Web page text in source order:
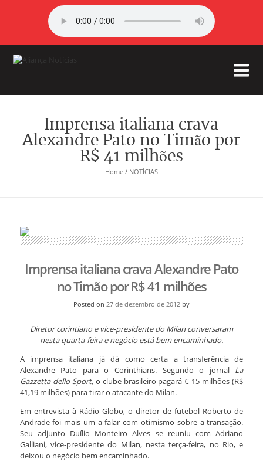
Imprensa italiana crava
Alexandre Pato no Timão por
R$ 41 milhões
Home/ NOTÍCIAS
Imprensa italiana crava Alexandre Pato
no Timão por R$ 41 milhões
Posted on 27 de dezembro de 2012 by
Diretor corintiano e vice-presidente do Milan conversaram
nesta quarta-feira e negócio está bem encaminhado.
A imprensa italiana já dá como certa a transferência de
Alexandre Pato para o Corinthians. Segundo o jornal La
Gazzetta dello Sport, o clube brasileiro pagará € 15 milhões (R$
41,19 milhões) para tirar o atacante do Milan.
Em entrevista à Rádio Globo, o diretor de futebol Roberto de
Andrade foi mais um a falar com otimismo sobre a transação.
Seu adjunto Duílio Monteiro Alves se reuniu com Adriano
Galliani, vice-presidente do Milan, nesta terça-feira, no Rio, e
deixou o negócio bem encaminhado.